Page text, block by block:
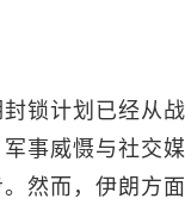
锁计划已经从
事威慑与社交
然而，伊朗方